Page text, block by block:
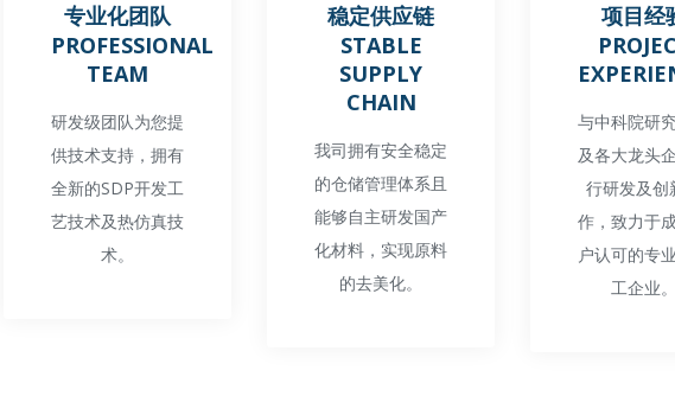
专业化团队
PROFESSIONAL
TEAM
研发级团队为您提
供技术支持，拥有
全新的SDP开发工
艺技术及热仿真技
术。
稳定供应链
STABLE
SUPPLY
CHAIN
我司拥有安全稳定
的仓储管理体系且
能够自主研发国产
化材料，实现原料
的去美化。
项目经
与中科院研
及各大龙头
行研发及创
作，致力于
户认可的专
工企业。